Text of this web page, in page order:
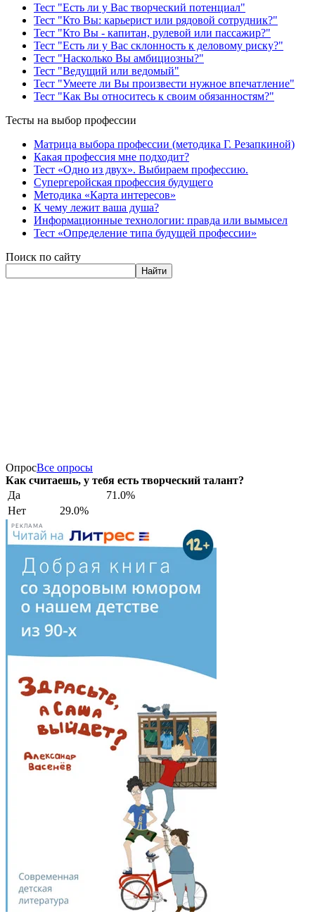
Тест "Есть ли у Вас творческий потенциал"
Тест "Кто Вы: карьерист или рядовой сотрудник?"
Тест "Кто Вы - капитан, рулевой или пассажир?"
Тест "Есть ли у Вас склонность к деловому риску?"
Тест "Насколько Вы амбициозны?"
Тест "Ведущий или ведомый"
Тест "Умеете ли Вы произвести нужное впечатление"
Тест "Как Вы относитесь к своим обязанностям?"
Тесты на выбор профессии
Матрица выбора профессии (методика Г. Резапкиной)
Какая профессия мне подходит?
Тест «Одно из двух». Выбираем профессию.
Супергеройская профессия будущего
Методика «Карта интересов»
К чему лежит ваша душа?
Информационные технологии: правда или вымысел
Тест «Определение типа будущей профессии»
Поиск по сайту
Найти
ОпросВсе опросы
Как считаешь, у тебя есть творческий талант?
Да
71.0%
Нет
29.0%
РЕКЛАМА